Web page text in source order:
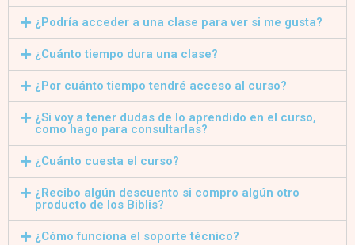
¿Podría acceder a una clase para ver si me gusta?
¿Cuánto tiempo dura una clase?
¿Por cuánto tiempo tendré acceso al curso?
¿Si voy a tener dudas de lo aprendido en el curso,
como hago para consultarlas?
¿Cuánto cuesta el curso?
¿Recibo algún descuento si compro algún otro
producto de los Biblis?
¿Cómo funciona el soporte técnico?